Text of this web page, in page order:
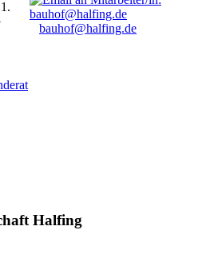
bauhof@halfing.de
Halfing